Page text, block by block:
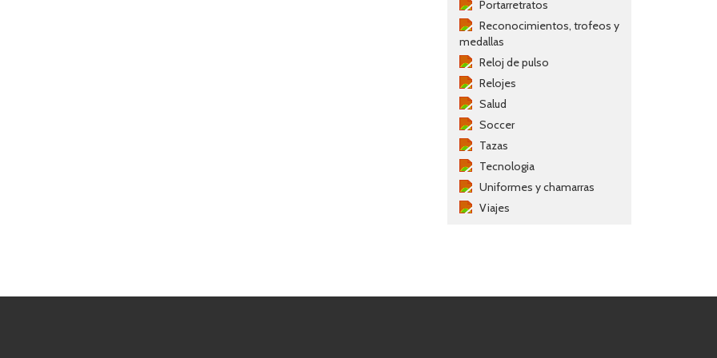
Portarretratos
Reconocimientos, trofeos y
medallas
Reloj de pulso
Relojes
Salud
Soccer
Tazas
Tecnologia
Uniformes y chamarras
Viajes